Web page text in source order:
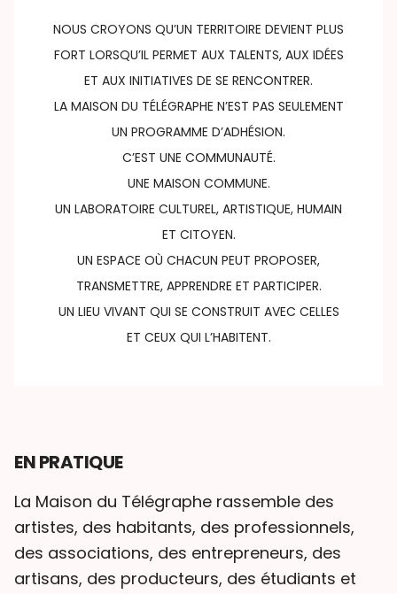
NOUS CROYONS QU’UN TERRITOIRE DEVIENT PLUS
FORT LORSQU’IL PERMET AUX TALENTS, AUX IDÉES
ET AUX INITIATIVES DE SE RENCONTRER.
LA MAISON DU TÉLÉGRAPHE N’EST PAS SEULEMENT
UN PROGRAMME D’ADHÉSION.
C’EST UNE COMMUNAUTÉ.
UNE MAISON COMMUNE.
UN LABORATOIRE CULTUREL, ARTISTIQUE, HUMAIN
ET CITOYEN.
UN ESPACE OÙ CHACUN PEUT PROPOSER,
TRANSMETTRE, APPRENDRE ET PARTICIPER.
UN LIEU VIVANT QUI SE CONSTRUIT AVEC CELLES
ET CEUX QUI L’HABITENT.
EN PRATIQUE
La Maison du Télégraphe rassemble des
artistes, des habitants, des professionnels,
des associations, des entrepreneurs, des
artisans, des producteurs, des étudiants et